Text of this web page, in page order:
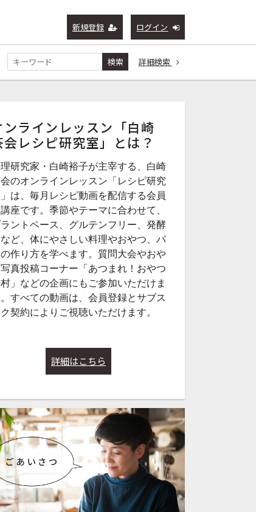
新規登録 ログイン
検索 詳細検索
ンラインレッスン「白崎
会レシピ研究室」とは？
研究家・白崎裕子が主宰する、白崎
のオンラインレッスン「レシピ研究
は、毎月レシピ動画を配信する会員
座です。季節やテーマに合わせて、
ントベース、グルテンフリー、発酵
ど、体にやさしい料理やおやつ、パ
の作り方を学べます。質問大会やおや
真投稿コーナー「あつまれ！おやつ
」などの企画にもご参加いただけま
すべての動画は、会員登録とサブス
ク契約によりご視聴いただけます。
詳細はこちら